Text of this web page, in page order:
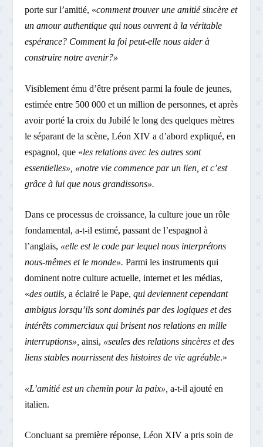
porte sur l’amitié, «comment trouver une amitié sincère et
un amour authentique qui nous ouvrent à la véritable
espérance? Comment la foi peut-elle nous aider à
construire notre avenir?»
Visiblement ému d’être présent parmi la foule de jeunes,
estimée entre 500 000 et un million de personnes, et après
avoir porté la croix du Jubilé le long des quelques mètres
le séparant de la scène, Léon XIV a d’abord expliqué, en
espagnol, que «les relations avec les autres sont
essentielles», «notre vie commence par un lien, et c’est
grâce à lui que nous grandissons».
Dans ce processus de croissance, la culture joue un rôle
fondamental, a-t-il estimé, passant de l’espagnol à
l’anglais, «elle est le code par lequel nous interprétons
nous-mêmes et le monde».Parmi les instruments qui
dominent notre culture actuelle, internet et les médias,
«des outils, a éclairé le Pape,qui deviennent cependant
ambigus lorsqu’ils sont dominés par des logiques et des
intérêts commerciaux qui brisent nos relations en mille
interruptions»,ainsi, «seules des relations sincères et des
liens stables nourrissent des histoires de vie agréable.»
«L’amitié est un chemin pour la paix», a-t-il ajouté en
italien.
Concluant sa première réponse, Léon XIV a pris soin de